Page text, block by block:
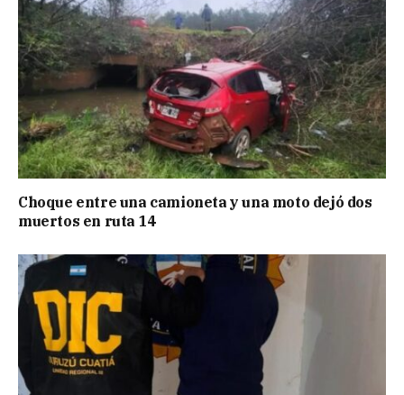
Choque entre una camioneta y una moto dejó dos
muertos en ruta 14